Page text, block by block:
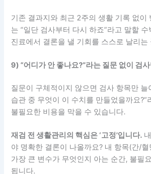
기존 결과지와 최근 2주의 생활 기록 없이
는 “일단 검사부터 다시 하죠”라고 말할
진료에서 결론을 낼 기회를 스스로 날리는
9) “어디가 안 좋나요?”라는 질문 없이 검사
질문이 구체적이지 않으면 검사 항목만 늘
습관 중 무엇이 이 수치를 만들었을까요?”
불필요한 비용을 막을 수 있습니다.
재검 전 생활관리의 핵심은 ‘고정’입니다.
야 명확한 결론이 나올까요? 내 항목(간/
가장 큰 변수가 무엇인지 아는 순간, 불필
됩니다.